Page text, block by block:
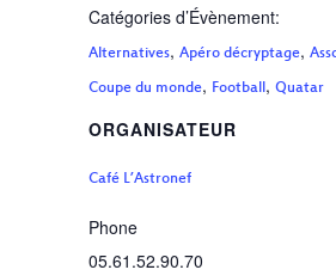
Catégories d’Évènement:
Alternatives, Apéro décryptage,
Coupe du monde, Football, Quatar
ORGANISATEUR
Café L’Astronef
Phone
05.61.52.90.70